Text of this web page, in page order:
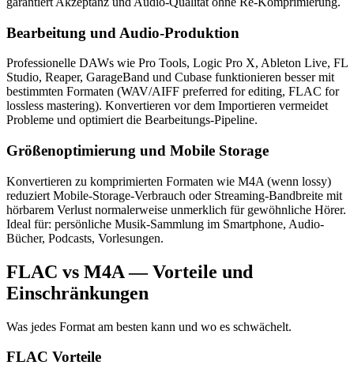
Bearbeitung und Audio-Produktion
Professionelle DAWs wie Pro Tools, Logic Pro X, Ableton Live, FL
Studio, Reaper, GarageBand und Cubase funktionieren besser mit
bestimmten Formaten (WAV/AIFF preferred for editing, FLAC for
lossless mastering). Konvertieren vor dem Importieren vermeidet
Probleme und optimiert die Bearbeitungs-Pipeline.
Größenoptimierung und Mobile Storage
Konvertieren zu komprimierten Formaten wie M4A (wenn lossy)
reduziert Mobile-Storage-Verbrauch oder Streaming-Bandbreite mit
hörbarem Verlust normalerweise unmerklich für gewöhnliche Hörer.
Ideal für: persönliche Musik-Sammlung im Smartphone, Audio-
Bücher, Podcasts, Vorlesungen.
FLAC vs M4A — Vorteile und
Einschränkungen
Was jedes Format am besten kann und wo es schwächelt.
FLAC Vorteile